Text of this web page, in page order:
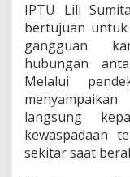
IPTU Lili
bertujuan
gangguan
hubungan
Melalui
langsung
kewaspadaan
sekitar saat